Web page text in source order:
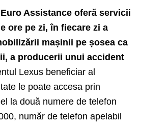
Assistance oferă servicii
ore pe zi, în fiecare zi a
mașinii pe șosea ca
a producerii unui accident
Lexus beneficiar al
le poate accesa prin
la două numere de telefon
număr de telefon apelabil